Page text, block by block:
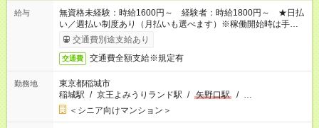
給与
無資格未経験：時給1600円～ 経験者：時給1800円～ ★日払
い／週払い制度あり（月払いも選べます）※稼働開始時は手続き
完了次第のお支払いとなります。
交通費別途支給あり
交通費 交通費全額支給※規定有
勤務地
東京都稲城市
稲城駅 / 京王よみうりランド駅 / 矢野口駅 / …
＜シニア向けマンション＞